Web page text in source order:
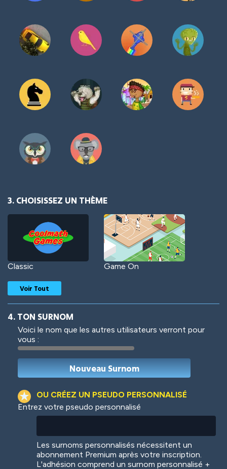
3. CHOISISSEZ UN THÈME
Classic Game On
Woof
Colorful
Voir Tout
4. TON SURNOM
Voici le nom que les autres utilisateurs verront pour
vous :
OU CRÉEZ UN PSEUDO PERSONNALISÉ
Entrez votre pseudo personnalisé
Les surnoms personnalisés nécessitent un
abonnement Premium après votre inscription.
L'adhésion comprend un surnom personnalisé +